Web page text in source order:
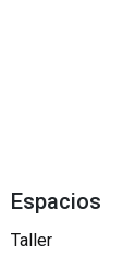
Espacios
Taller